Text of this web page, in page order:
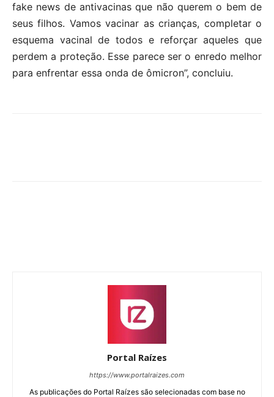
fake news de antivacinas que não querem o bem de
seus filhos. Vamos vacinar as crianças, completar o
esquema vacinal de todos e reforçar aqueles que
perdem a proteção. Esse parece ser o enredo melhor
para enfrentar essa onda de ômicron”, concluiu.
Portal Raízes
https://www.portalraizes.com
As publicações do Portal Raízes são selecionadas com base no